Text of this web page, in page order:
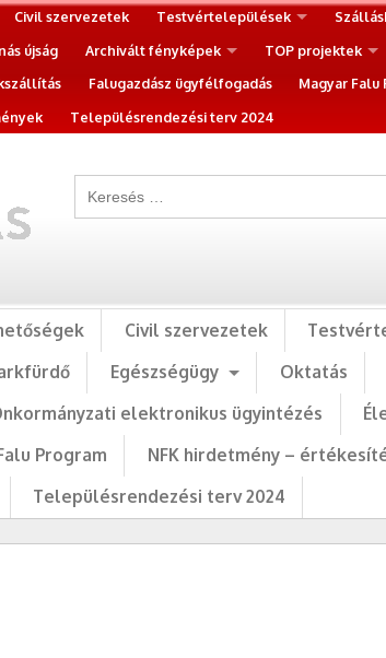
Civil szervezetek Testvértelepülések
újság Archivált fényképek TOP projektek
Falugazdász ügyfélfogadás Magyar Falu
Településrendezési terv 2024
Civil szervezetek
Egészségügy Oktatás
elektronikus ügyintézés
Program NFK hirdetmény –
Településrendezési terv 2024